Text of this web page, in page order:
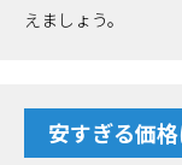
えましょう。
安すぎる価